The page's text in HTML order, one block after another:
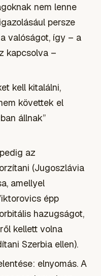
nem lenne
persze
valóságot, így – a
kapcsolva –
kell kitalálni,
követtek el
állnak”
az
(Jugoszlávia
amellyel
épp
hazugságot,
kellett volna
Szerbia ellen).
elnyomás. A